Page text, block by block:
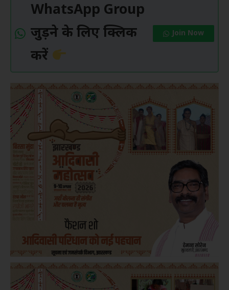
WhatsApp Group
जुड़ने के लिए क्लिक
करें
Join Now